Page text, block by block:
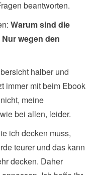
beantworten.
Warum sind die
wegen den
halber und
immer mit beim Ebook
meine
bei allen, leider.
ich decken muss,
teurer und das kann
decken. Daher